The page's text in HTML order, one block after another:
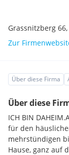
Grassnitzberg 66,
Zur
Über diese Firma
Über diese
ICH BIN
für den
mehrstündigen
Hause, ganz auf